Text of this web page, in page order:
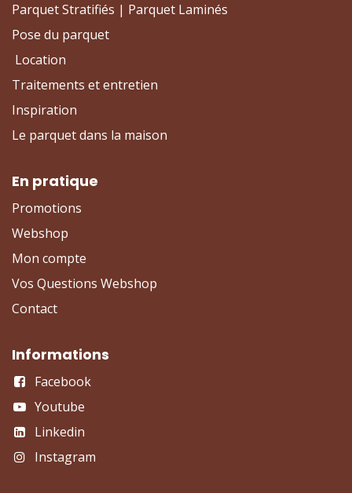
Parquet Stratifiés | Parquet Laminés
Pose du parquet
Location
Traitements et entretien
Inspiration
Le parquet dans la maison
En pratique
Promotions
Webshop
Mon compte
Vos Questions Webshop
Contact
Informations
Facebook
Youtube
Linkedin
Instagram